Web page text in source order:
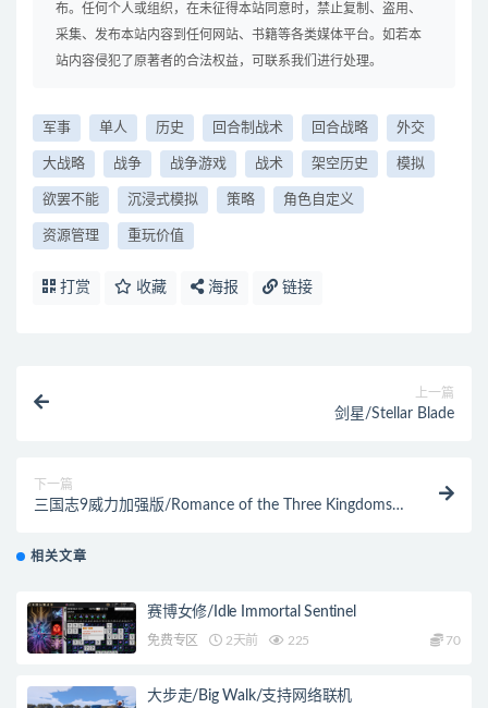
布。任何个人或组织，在未征得本站同意时，禁止复制、盗用、
采集、发布本站内容到任何网站、书籍等各类媒体平台。如若本
站内容侵犯了原著者的合法权益，可联系我们进行处理。
军事 单人 历史 回合制战术 回合战略 外交
大战略 战争 战争游戏 战术 架空历史 模拟
欲罢不能 沉浸式模拟 策略 角色自定义
资源管理 重玩价值
打赏 收藏 海报 链接
上一篇
剑星/Stellar Blade
下一篇
三国志9威力加强版/Romance of the Three Kingdoms
相关文章
赛博女修/Idle Immortal Sentinel
免费专区 2天前 225 70
大步走/Big Walk/支持网络联机